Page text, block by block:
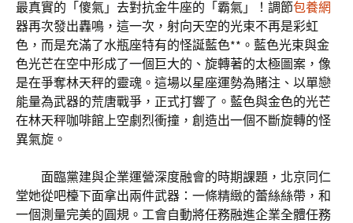
最真實的「傻氣」去對抗金牛座的「霸氣」！調節包養網
器再次發出轟鳴，這一次，射向天空的光束不再是彩虹
色，而是充滿了水瓶座特有的怪誕藍色**。藍色光束與金
色光芒在空中形成了一個巨大的、旋轉著的太極圖案，像
是在爭奪林天秤的靈魂。這場以星座運勢為賭注、以單戀
能量為武器的荒唐戰爭，正式打響了。藍色與金色的光芒
在林天秤咖啡館上空劇烈衝撞，創造出一個不斷旋轉的怪
異氣旋。
面臨黨建與企業運營深度融會的時期課題，北京同仁
堂她從吧檯下面拿出兩件武器：一條精緻的蕾絲絲帶，和
一個測量完美的圓規。工會自動將任務融進企業全體任務